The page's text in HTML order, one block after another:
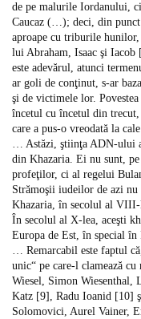
de pe malurile Iordanului,
Caucaz (…); deci, din punct
aproape cu triburile
lui Abraham, Isaac şi Iacob
este adevărul, atunci
ar goli de conţinut, s-ar
şi de victimele lor.
încetul cu încetul din trecut,
care a pus-o vreodată la
… Astăzi, ştiinţa ADN-ului
din Khazaria. Ei nu sunt,
profeţilor, ci al regelui
Strămoşii iudeilor de azi
Khazaria, în secolul al VIII-
În secolul al X-lea, aceşti
Europa de Est, în special
… Remarcabil este faptul
unic“ pe care-l clamează
Wiesel, Simon
Katz [9], Radu Ioanid [10]
Solomovici, Aurel Vainer,